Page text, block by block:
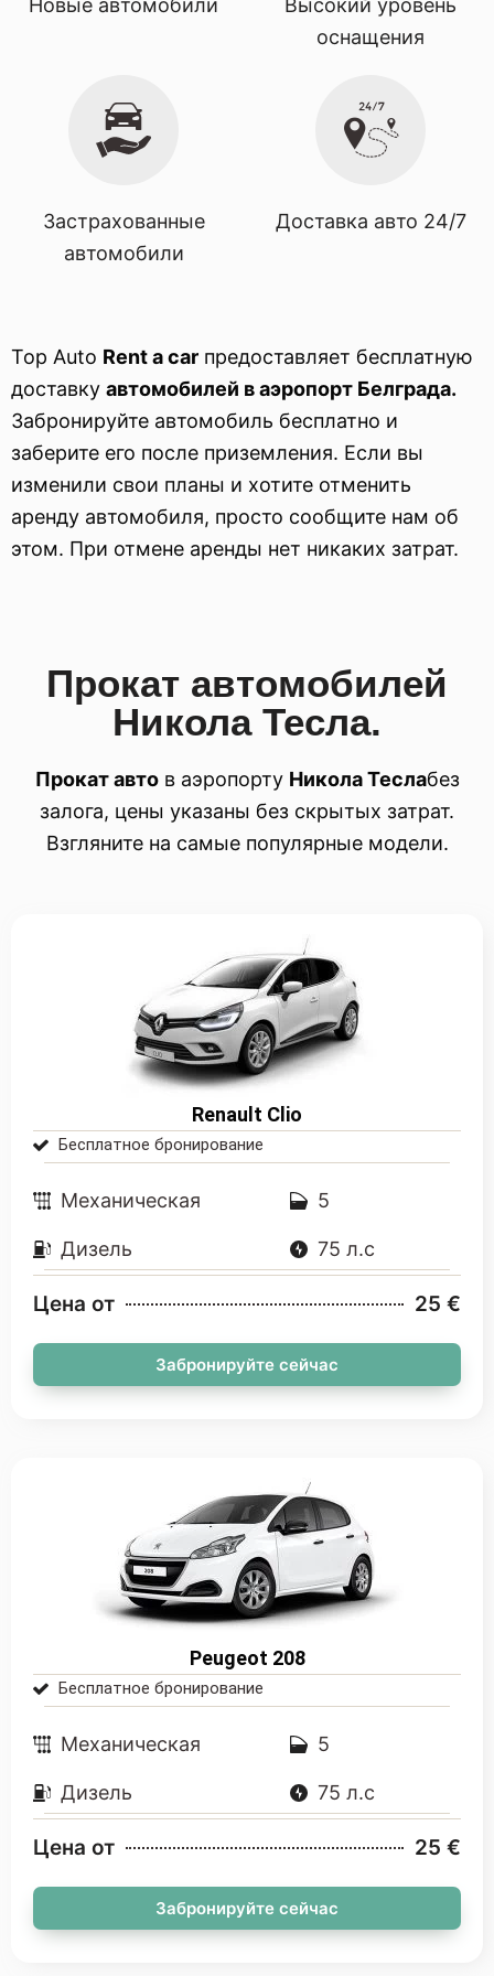
Новые автомобили
Высокий уровень
оснащения
Застрахованные
автомобили
Доставка авто 24/7
Top Auto Rent a car предоставляет бесплатную
доставку автомобилей в аэропорт Белграда.
Забронируйте автомобиль бесплатно и
заберите его после приземления. Если вы
изменили свои планы и хотите отменить
аренду автомобиля, просто сообщите нам об
этом. При отмене аренды нет никаких затрат.
Прокат автомобилей
Никола Тесла.
Прокат автов аэропорту Никола Теслабез
залога, цены указаны без скрытых затрат.
Взгляните на самые популярные модели.
Renault Clio
Бесплатное бронирование
Mеханическая 5
Дизель 75 л.с
Цена от 25 €
Забронируйте сейчас
Peugeot 208
Бесплатное бронирование
Mеханическая 5
Дизель 75 л.с
Цена от 25 €
Забронируйте сейчас